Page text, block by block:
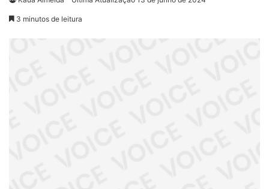
3 minutos de leitura